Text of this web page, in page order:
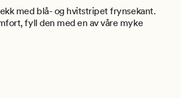
med blå- og hvitstripet frynsekant.
fyll den med en av våre myke